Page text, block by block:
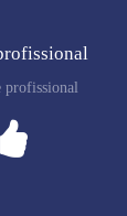
profissional